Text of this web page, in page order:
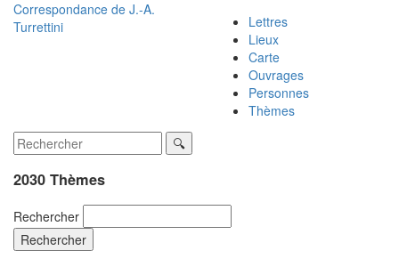
Correspondance de J.-A.
Turrettini
Lettres
Lieux
Carte
Ouvrages
Personnes
Thèmes
2030 Thèmes
Rechercher
Rechercher